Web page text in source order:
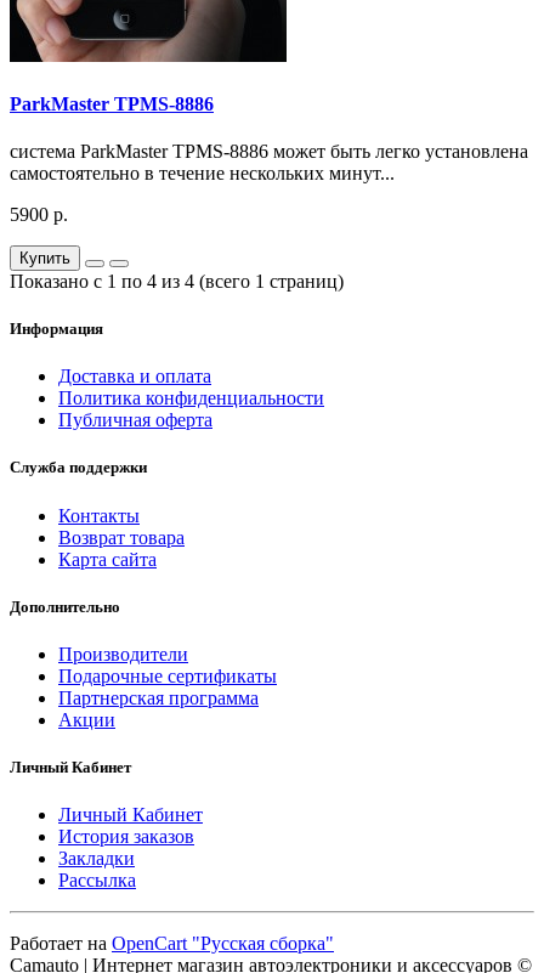
ParkMaster TPMS-8886
система ParkMaster TPMS-8886 может быть легко установлена
самостоятельно в течение нескольких минут...
5900 р.
Купить
Показано с 1 по 4 из 4 (всего 1 страниц)
Информация
Доставка и оплата
Политика конфиденциальности
Публичная оферта
Служба поддержки
Контакты
Возврат товара
Карта сайта
Дополнительно
Производители
Подарочные сертификаты
Партнерская программа
Акции
Личный Кабинет
Личный Кабинет
История заказов
Закладки
Рассылка
Работает на OpenCart "Русская сборка"
Camauto | Интернет магазин автоэлектроники и аксессуаров ©